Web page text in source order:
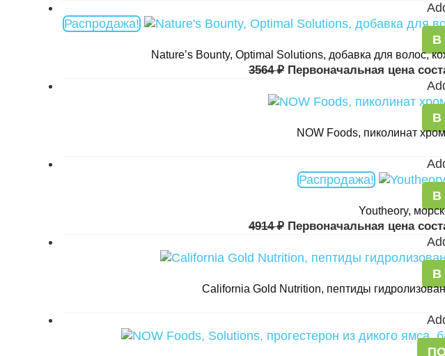
Распродажа!
В
Nature’s Bounty, Optimal Solutions, добавка для волос,
3564₽ Первоначальная цена
В
NOW Foods, пиколинат
Распродажа!
В
Youtheory,
4914₽ Первоначальная цена
В
California Gold Nutrition, пептиды